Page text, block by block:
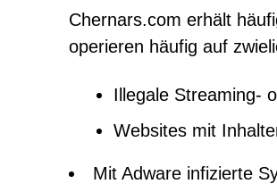
Chernars.com erhält
operieren häufig auf
Illegale Streaming-
Websites mit
Mit Adware infizierte